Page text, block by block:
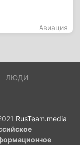
Авиация
ЛЮДИ
RusTeam.media